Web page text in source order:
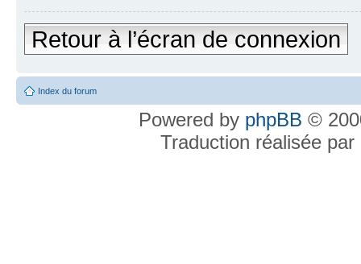
Retour à l’écran de connexion
Index du forum
Powered by phpBB ©
Traduction réalisée par